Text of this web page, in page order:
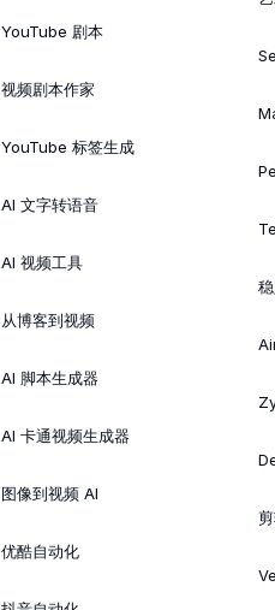
YouTube 剧本
视频剧本作家
YouTube 标签生成
AI 文字转语音
AI 视频工具
从博客到视频
AI 脚本生成器
AI 卡通视频生成器
图像到视频 AI
优酷自动化